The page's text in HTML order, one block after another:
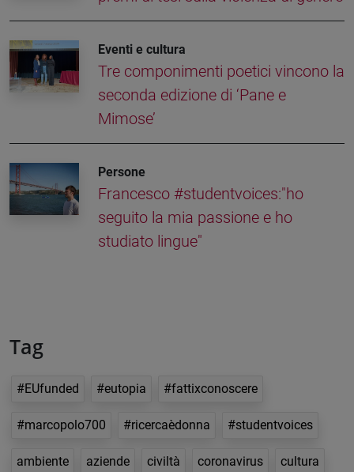
Eventi e cultura
Tre componimenti poetici vincono la
seconda edizione di ‘Pane e
Mimose’
Persone
Francesco #studentvoices:"ho
seguito la mia passione e ho
studiato lingue"
Tag
#EUfunded #eutopia #fattixconoscere
#marcopolo700 #ricercaèdonna #studentvoices
ambiente aziende civiltà coronavirus cultura